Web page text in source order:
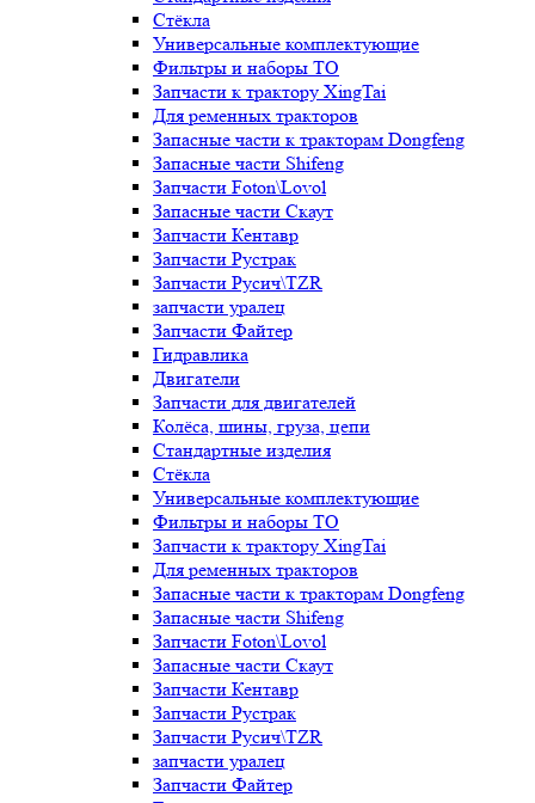
Стёкла
Универсальные комплектующие
Фильтры и наборы ТО
Запчасти к трактору XingTai
Для ременных тракторов
Запасные части к тракторам Dongfeng
Запасные части Shifeng
Запчасти Foton\Lovol
Запасные части Скаут
Запчасти Кентавр
Запчасти Рустрак
Запчасти Русич\TZR
запчасти уралец
Запчасти Файтер
Гидравлика
Двигатели
Запчасти для двигателей
Колёса, шины, груза, цепи
Стандартные изделия
Стёкла
Универсальные комплектующие
Фильтры и наборы ТО
Запчасти к трактору XingTai
Для ременных тракторов
Запасные части к тракторам Dongfeng
Запасные части Shifeng
Запчасти Foton\Lovol
Запасные части Скаут
Запчасти Кентавр
Запчасти Рустрак
Запчасти Русич\TZR
запчасти уралец
Запчасти Файтер